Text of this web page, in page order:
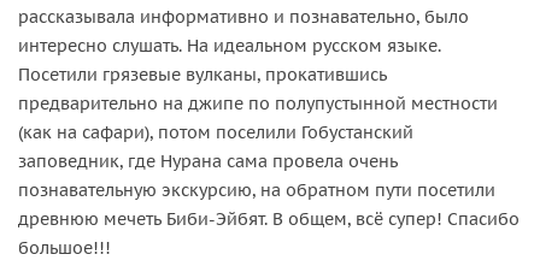
рассказывала информативно и познавательно, было
интересно слушать. На идеальном русском языке.
Посетили грязевые вулканы, прокатившись
предварительно на джипе по полупустынной местности
(как на сафари), потом поселили Гобустанский
заповедник, где Нурана сама провела очень
познавательную экскурсию, на обратном пути посетили
древнюю мечеть Биби-Эйбят. В общем, всё супер! Спасибо
большое!!!